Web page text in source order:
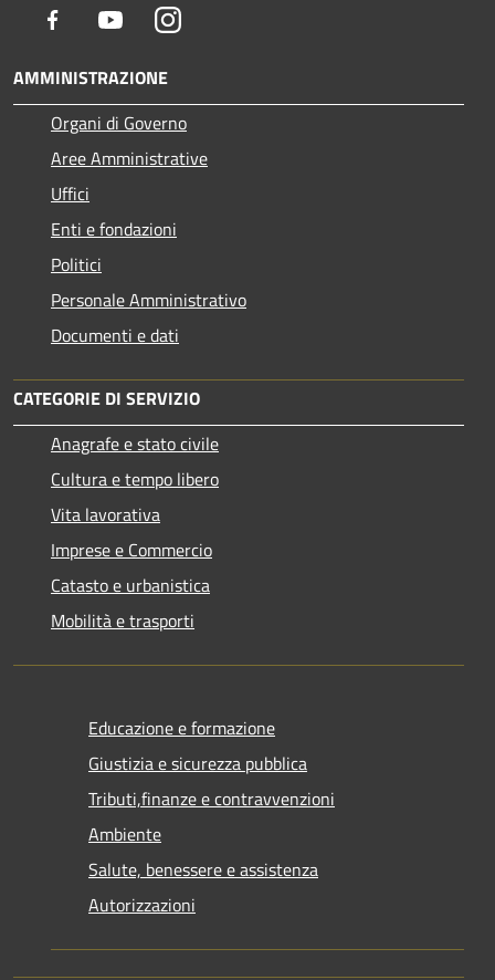
Facebook YoutubeInstagram
AMMINISTRAZIONE
Organi di Governo
Aree Amministrative
Uffici
Enti e fondazioni
Politici
Personale Amministrativo
Documenti e dati
CATEGORIE DI SERVIZIO
Anagrafe e stato civile
Cultura e tempo libero
Vita lavorativa
Imprese e Commercio
Catasto e urbanistica
Mobilità e trasporti
Educazione e formazione
Giustizia e sicurezza pubblica
Tributi,finanze e contravvenzioni
Ambiente
Salute, benessere e assistenza
Autorizzazioni